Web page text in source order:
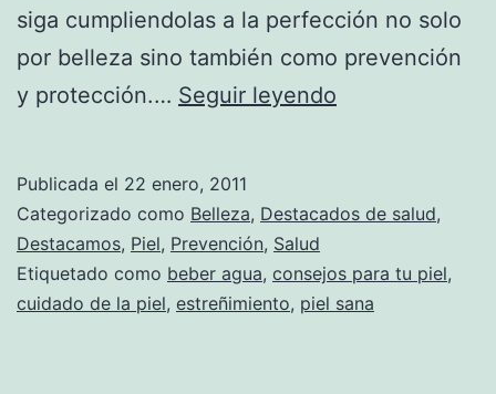
siga cumpliendolas a la perfección no solo
por belleza sino también como prevención
y protección.… Seguir leyendo
en
piel
Publicada el 22 enero, 2011
Categorizado como Belleza, Destacados de salud,
Destacamos, Piel, Prevención, Salud
Etiquetado como beber agua, consejos para tu piel,
cuidado de la piel, estreñimiento, piel sana